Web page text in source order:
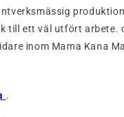
till ett väl utfört arbete.
inom Mama Kana
.